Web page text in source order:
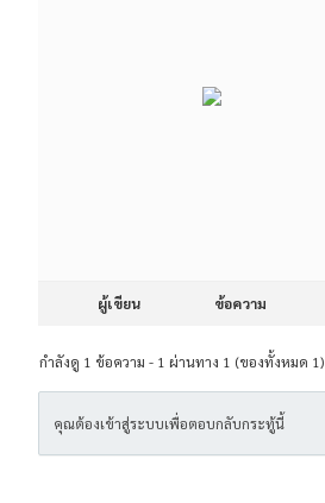
ผู้เขียน ข้อความ
กำลังดู 1 ข้อความ - 1 ผ่านทาง 1 (ของทั้งหมด 1)
คุณต้องเข้าสู่ระบบเพื่อตอบกลับกระทู้นี้